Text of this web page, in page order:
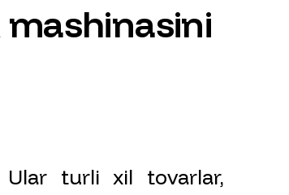
mashinasini
turli xil tovarlar,